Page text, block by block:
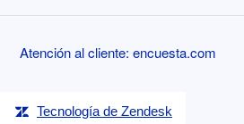
Atención al cliente: encuesta.com
Tecnología de Zendesk